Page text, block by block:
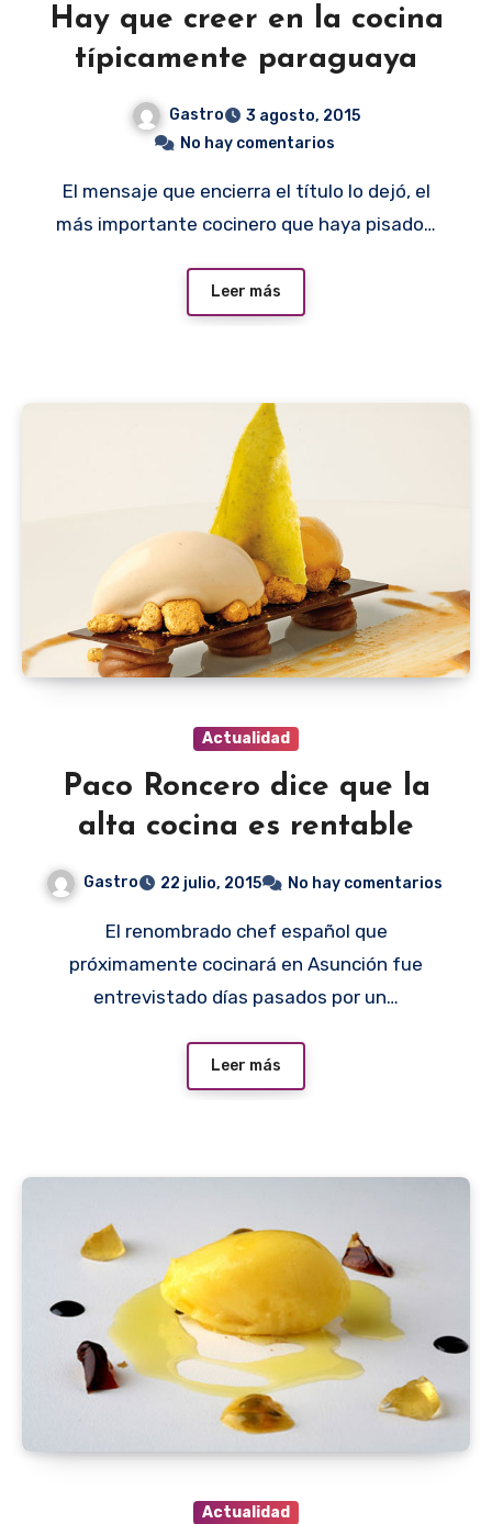
Hay que creer en la cocina
típicamente paraguaya
Gastro
3 agosto, 2015
No hay comentarios
El mensaje que encierra el título lo dejó, el
más importante cocinero que haya pisado…
Leer más
Actualidad
Paco Roncero dice que la
alta cocina es rentable
Gastro 22 julio, 2015 No hay comentarios
El renombrado chef español que
próximamente cocinará en Asunción fue
entrevistado días pasados por un…
Leer más
Actualidad